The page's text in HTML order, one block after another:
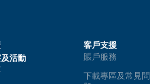
活動
客戶支援
賬戶服務
下載專區及常見問